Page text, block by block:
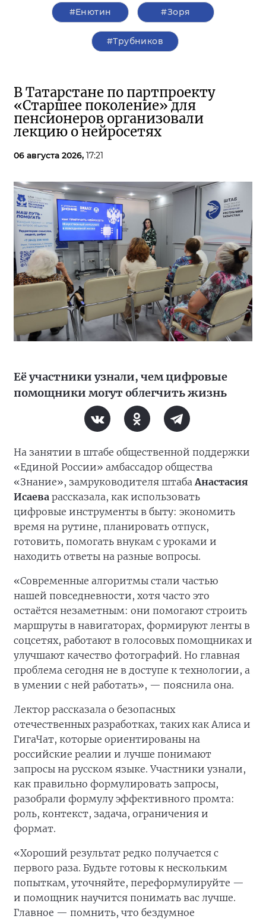
#Енютин #Зоря
#Трубников
В Татарстане по партпроекту
«Старшее поколение» для
пенсионеров организовали
лекцию о нейросетях
06 августа 2026, 17:21
Её участники узнали, чем цифровые
помощники могут облегчить жизнь
На занятии в штабе общественной поддержки
«Единой России» амбассадор общества
«Знание», замруководителя штаба Анастасия
Исаева рассказала, как использовать
цифровые инструменты в быту: экономить
время на рутине, планировать отпуск,
готовить, помогать внукам с уроками и
находить ответы на разные вопросы.
«Современные алгоритмы стали частью
нашей повседневности, хотя часто это
остаётся незаметным: они помогают строить
маршруты в навигаторах, формируют ленты в
соцсетях, работают в голосовых помощниках и
улучшают качество фотографий. Но главная
проблема сегодня не в доступе к технологии, а
в умении с ней работать», — пояснила она.
Лектор рассказала о безопасных
отечественных разработках, таких как Алиса и
ГигаЧат, которые ориентированы на
российские реалии и лучше понимают
запросы на русском языке. Участники узнали,
как правильно формулировать запросы,
разобрали формулу эффективного промта:
роль, контекст, задача, ограничения и
формат.
«Хороший результат редко получается с
первого раза. Будьте готовы к нескольким
попыткам, уточняйте, переформулируйте —
и помощник научится понимать вас лучше.
Главное — помнить, что бездумное